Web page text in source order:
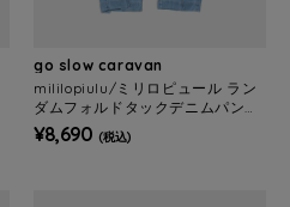
go slow caravan
mililopiulu/ミリロピュール ラン
ダムフォルドタックデニムパンツ
(WOMENS)
¥8,690 (税込)